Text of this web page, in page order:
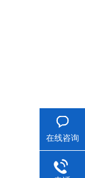
在线咨询